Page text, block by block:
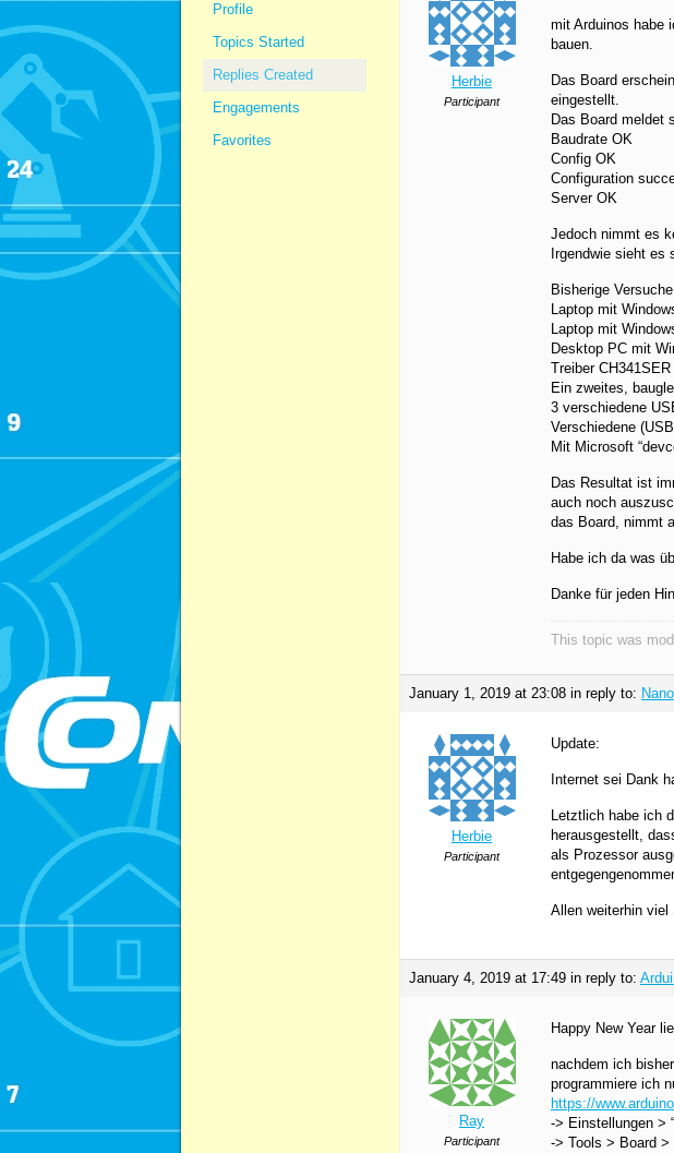
Profile
Topics Started
Replies Created
Engagements
Favorites
Herbie
Participant
mit Arduinos habe
bauen.
Das Board
eingestellt.
Das Board meldet
Baudrate OK
Config OK
Configuration
Server OK
Jedoch nimmt es
Irgendwie sieht es
Bisherige
Laptop mit
Laptop mit
Desktop PC mit
Treiber
Ein zweites,
3 verschiedene
Verschiedene
Mit Microsoft
Das Resultat ist
auch noch
das Board, nimmt
Habe ich da was
Danke für jeden
This topic was
January 1, 2019 at 23:08 in reply to:
Herbie
Participant
Update:
Internet sei Dank
Letztlich habe ich
herausgestellt,
als Prozessor
Allen weiterhin
January 4, 2019 at 17:49 in reply to:
Ray
Participant
Happy New Year
nachdem ich
programmiere ich
https://
-> Einstellungen >
-> Tools > Board